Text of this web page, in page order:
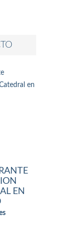
en
EN